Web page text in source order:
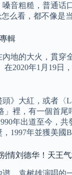
音粗糙，普通话
么看，都不像是
輯
地的大火，貫穿
在2020年1月19日
》大紅，或者〈
」裡，有一個首
年出道至今，
1997年並獲美國
情刘德华！天王
，袁树雄演唱的